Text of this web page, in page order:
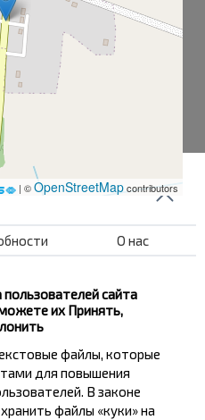
| ©OpenStreetMapcontributors
О нас
сайта
их Принять,
файлы, которые
для повышения
В законе
файлы «куки» на